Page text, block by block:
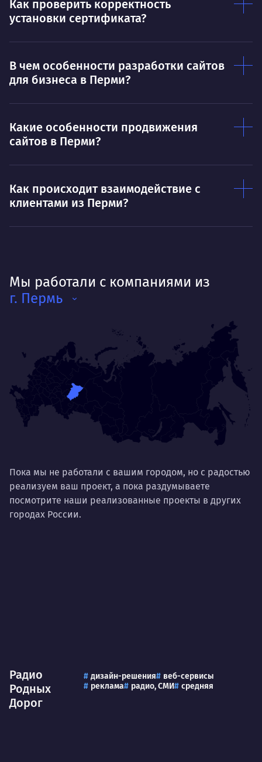
Как проверить корректность
установки сертификата?
В чем особенности разработки сайтов
для бизнеса в Перми?
Какие особенности продвижения
сайтов в Перми?
Как происходит взаимодействие с
клиентами из Перми?
Мы работали с компаниями из
г. Пермь
Пока мы не работали с вашим городом, но с радостью
реализуем ваш проект, а пока раздумываете
посмотрите наши реализованные проекты в других
городах России.
Радио
Родных
Дорог
дизайн-решения
веб-сервисы
реклама
радио, СМИ средняя